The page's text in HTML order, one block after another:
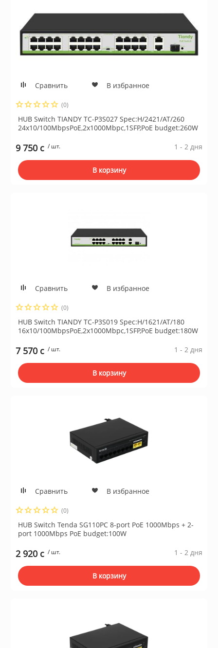
Сравнить В избранное
(0)
HUB Switch TIANDY TC-P3S027 Spec:H/2421/AT/260
24x10/100MbpsPoE,2x1000Mbpc,1SFP,PoE budget:260W
9 750 c / шт. 1 - 2 дня
В корзину
Сравнить В избранное
(0)
HUB Switch TIANDY TC-P3S019 Spec:H/1621/AT/180
16x10/100MbpsPoE,2x1000Mbpc,1SFP,PoE budget:180W
7 570 c / шт. 1 - 2 дня
В корзину
Сравнить В избранное
(0)
HUB Switch Tenda SG110PC 8-port PoE 1000Mbps + 2-
port 1000Mbps PoE budget:100W
2 920 c / шт. 1 - 2 дня
В корзину